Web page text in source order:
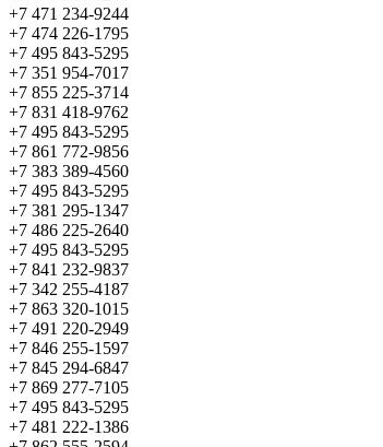
+7 471 234-9244
+7 474 226-1795
+7 495 843-5295
+7 351 954-7017
+7 855 225-3714
+7 831 418-9762
+7 495 843-5295
+7 861 772-9856
+7 383 389-4560
+7 495 843-5295
+7 381 295-1347
+7 486 225-2640
+7 495 843-5295
+7 841 232-9837
+7 342 255-4187
+7 863 320-1015
+7 491 220-2949
+7 846 255-1597
+7 845 294-6847
+7 869 277-7105
+7 495 843-5295
+7 481 222-1386